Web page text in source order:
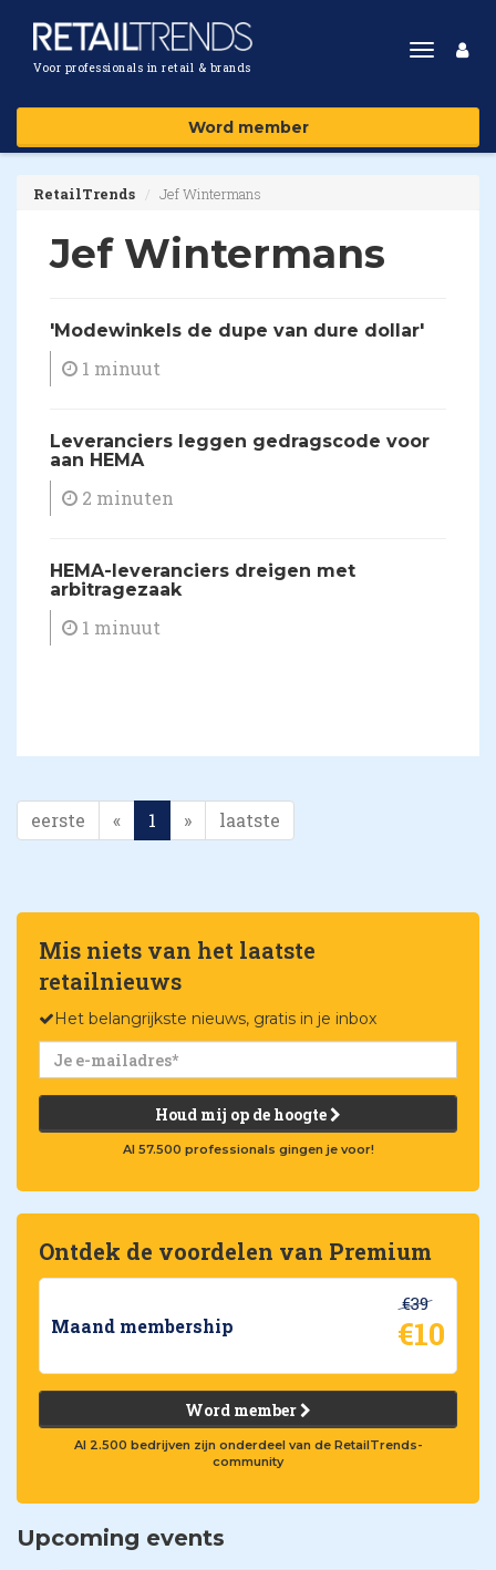
Voor professionals in retail & brands
Toggle
Word member
RetailTrends Jef Wintermans
Jef Wintermans
'Modewinkels de dupe van dure dollar'
1 minuut
Leveranciers leggen gedragscode voor
aan HEMA
2 minuten
HEMA-leveranciers dreigen met
arbitragezaak
1 minuut
eerste « 1 » laatste
Mis niets van het laatste
retailnieuws
Het belangrijkste nieuws, gratis in je inbox
Houd mij op de hoogte
Al 57.500 professionals gingen je voor!
Ontdek de voordelen van Premium
Maand membership
€39
€10
Word member
Al 2.500 bedrijven zijn onderdeel van de RetailTrends-
community
Upcoming events